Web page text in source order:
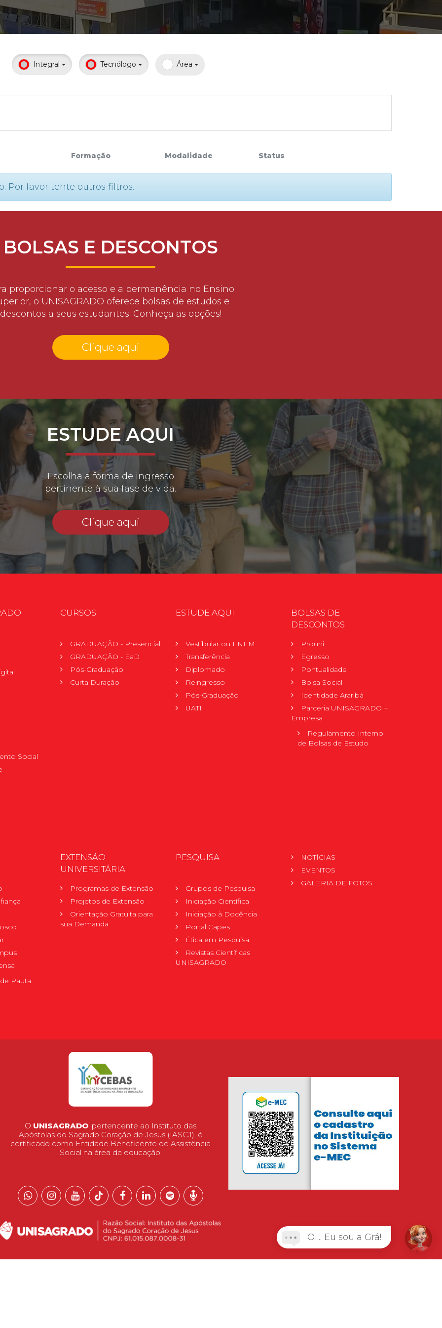
Calendário acadêmico
Internacionalização
Integral Tecnólogo Área
Formação Modalidade Status
Por favor tente outros filtros.
BOLSAS E DESCONTOS
proporcionar o acesso e a permanência no Ensino
o UNISAGRADO oferece bolsas de estudos e
descontos a seus estudantes. Conheça as opções!
Clique aqui
ESTUDE AQUI
Escolha a forma de ingresso
pertinente à sua fase de vida.
Clique aqui
Social
CURSOS
GRADUAÇÃO - Presencial
GRADUAÇÃO - EaD
Pós-Graduação
Curta Duração
ESTUDE AQUI
Vestibular ou ENEM
Transferência
Diplomado
Reingresso
Pós-Graduação
UATI
BOLSAS DE
DESCONTOS
Prouni
Egresso
Pontualidade
Bolsa Social
Identidade Araribá
Parceria UNISAGRADO +
Empresa
Regulamento Interno
de Bolsas de Estudo
Pauta
EXTENSÃO
UNIVERSITÁRIA
Programas de Extensão
Projetos de Extensão
Orientação Gratuita para
sua Demanda
PESQUISA
Grupos de Pesquisa
Iniciação Científica
Iniciação à Docência
Portal Capes
Ética em Pesquisa
Revistas Científicas
UNISAGRADO
NOTÍCIAS
EVENTOS
GALERIA DE FOTOS
O UNISAGRADO, pertencente ao Instituto das
Apóstolas do Sagrado Coração de Jesus (IASCJ), é
certificado como Entidade Beneficente de Assistência
Social na área da educação.
Oi... Eu sou a Grá!